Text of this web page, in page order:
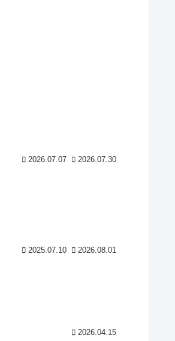
2026.07.07 2026.07.30
2025.07.10 2026.08.01
2026.04.15